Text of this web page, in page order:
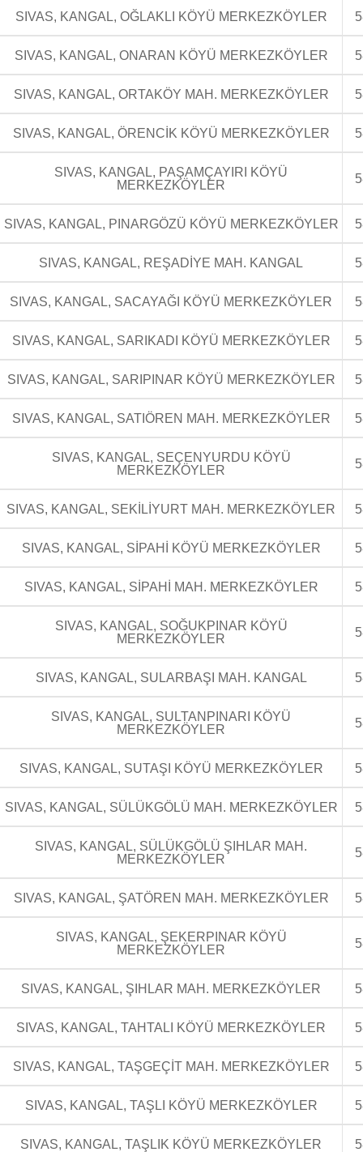
SIVAS, KANGAL, OĞLAKLI KÖYÜ MERKEZKÖYLER
SIVAS, KANGAL, ONARAN KÖYÜ MERKEZKÖYLER
SIVAS, KANGAL, ORTAKÖY MAH. MERKEZKÖYLER
SIVAS, KANGAL, ÖRENCİK KÖYÜ MERKEZKÖYLER
SIVAS, KANGAL, PAŞAMÇAYIRI KÖYÜ
MERKEZKÖYLER
SIVAS, KANGAL, PINARGÖZÜ KÖYÜ MERKEZKÖYLER
SIVAS, KANGAL, REŞADİYE MAH. KANGAL
SIVAS, KANGAL, SACAYAĞI KÖYÜ MERKEZKÖYLER
SIVAS, KANGAL, SARIKADI KÖYÜ MERKEZKÖYLER
SIVAS, KANGAL, SARIPINAR KÖYÜ MERKEZKÖYLER
SIVAS, KANGAL, SATIÖREN MAH. MERKEZKÖYLER
SIVAS, KANGAL, SEÇENYURDU KÖYÜ
MERKEZKÖYLER
SIVAS, KANGAL, SEKİLİYURT MAH. MERKEZKÖYLER
SIVAS, KANGAL, SİPAHİ KÖYÜ MERKEZKÖYLER
SIVAS, KANGAL, SİPAHİ MAH. MERKEZKÖYLER
SIVAS, KANGAL, SOĞUKPINAR KÖYÜ
MERKEZKÖYLER
SIVAS, KANGAL, SULARBAŞI MAH. KANGAL
SIVAS, KANGAL, SULTANPINARI KÖYÜ
MERKEZKÖYLER
SIVAS, KANGAL, SUTAŞI KÖYÜ MERKEZKÖYLER
SIVAS, KANGAL, SÜLÜKGÖLÜ MAH. MERKEZKÖYLER
SIVAS, KANGAL, SÜLÜKGÖLÜ ŞIHLAR MAH.
MERKEZKÖYLER
SIVAS, KANGAL, ŞATÖREN MAH. MERKEZKÖYLER
SIVAS, KANGAL, ŞEKERPINAR KÖYÜ
MERKEZKÖYLER
SIVAS, KANGAL, ŞIHLAR MAH. MERKEZKÖYLER
SIVAS, KANGAL, TAHTALI KÖYÜ MERKEZKÖYLER
SIVAS, KANGAL, TAŞGEÇİT MAH. MERKEZKÖYLER
SIVAS, KANGAL, TAŞLI KÖYÜ MERKEZKÖYLER
SIVAS, KANGAL, TAŞLIK KÖYÜ MERKEZKÖYLER